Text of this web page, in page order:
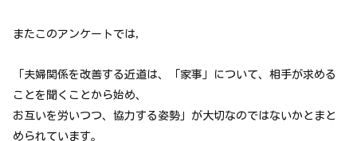
またこのアンケートでは，
「夫婦関係を改善する近道は、「家事」について、相手が求める
ことを聞くことから始め、
お互いを労いつつ、協力する姿勢」が大切なのではないかとまと
められています。